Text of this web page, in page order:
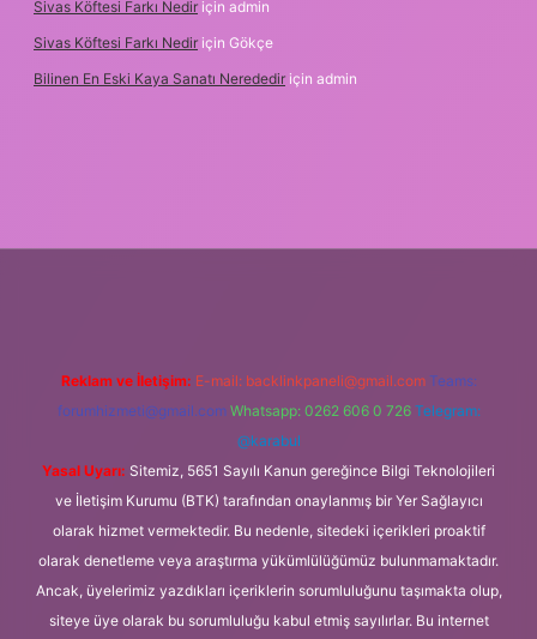
Sivas Köftesi Farkı Nedir için admin
Sivas Köftesi Farkı Nedir için Gökçe
Bilinen En Eski Kaya Sanatı Nerededir için admin
Reklam ve İletişim: E-mail: backlinkpaneli@gmail.com Teams:
forumhizmeti@gmail.com Whatsapp: 0262 606 0 726 Telegram:
@karabul
Yasal Uyarı: Sitemiz, 5651 Sayılı Kanun gereğince Bilgi Teknolojileri
ve İletişim Kurumu (BTK) tarafından onaylanmış bir Yer Sağlayıcı
olarak hizmet vermektedir. Bu nedenle, sitedeki içerikleri proaktif
olarak denetleme veya araştırma yükümlülüğümüz bulunmamaktadır.
Ancak, üyelerimiz yazdıkları içeriklerin sorumluluğunu taşımakta olup,
siteye üye olarak bu sorumluluğu kabul etmiş sayılırlar. Bu internet